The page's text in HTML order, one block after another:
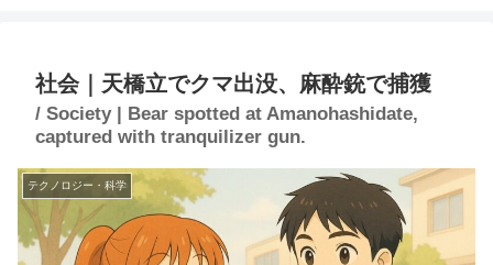
社会｜天橋立でクマ出没、麻酔銃で捕獲
/ Society | Bear spotted at Amanohashidate,
captured with tranquilizer gun.
テクノロジー・科学